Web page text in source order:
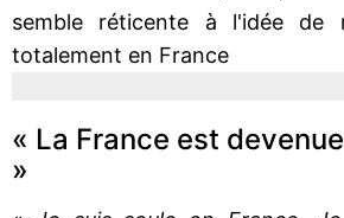
semble réticente à l'idée de
totalement en France
« La France est
»